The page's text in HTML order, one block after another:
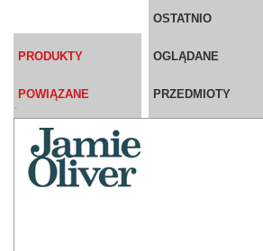
PRODUKTY
POWIĄZANE
OSTATNIO
OGLĄDANE
PRZEDMIOTY
`